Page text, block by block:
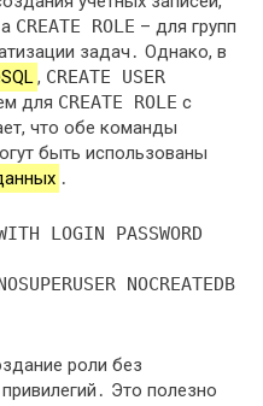
CREATE ROLE – для групп
задач․ Однако, в
, CREATE USER
для CREATE ROLE с
что обе команды
быть использованы
․
LOGIN PASSWORD
NOCREATEDB
роли без
Это полезно